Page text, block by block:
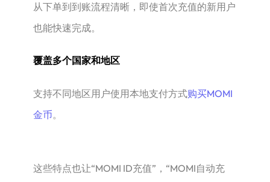
从下单到到账流程清晰，即使首次充值的新用户
也能快速完成。
覆盖多个国家和地区
支持不同地区用户使用本地支付方式购买MOMI
金币。
这些特点也让“MOMI ID充值”，“MOMI自动充